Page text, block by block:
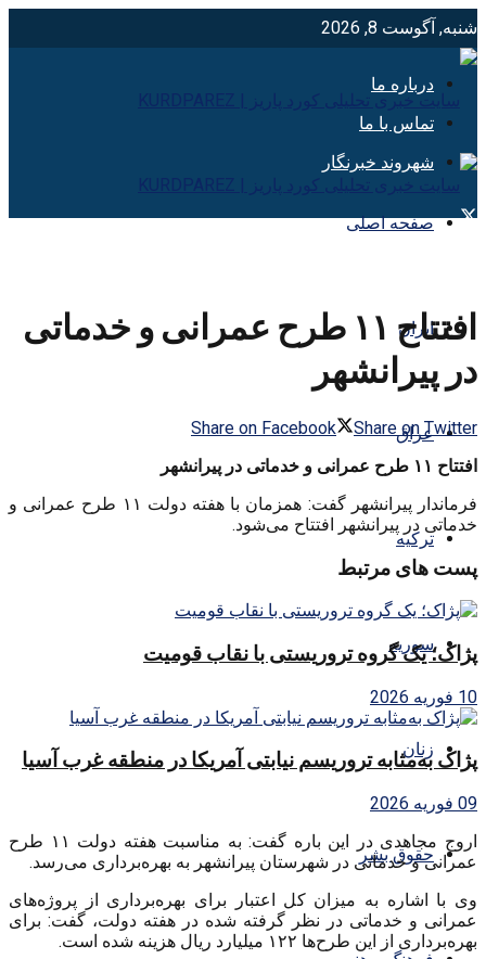
شنبه, آگوست 8, 2026
درباره ما
تماس با ما
شهروند خبرنگار
صفحه اصلی
ایران
عراق
ترکیه
سوریه
زنان
حقوق بشر
افتتاح ۱۱ طرح عمرانی و خدماتی
در پیرانشهر
Share on Facebook
Share on Twitter
افتتاح ۱۱ طرح عمرانی و خدماتی در پیرانشهر
فرماندار پیرانشهر گفت: همزمان با هفته دولت ۱۱ طرح عمرانی و
خدماتی در پیرانشهر افتتاح می‌شود.
پست های مرتبط
پژاک؛ یک گروه تروریستی با نقاب قومیت
10 فوریه 2026
پژاک به‌مثابه تروریسم نیابتی آمریکا در منطقه غرب آسیا
09 فوریه 2026
اروج مجاهدی در این باره گفت: به مناسبت هفته دولت ۱۱ طرح
عمرانی و خدماتی در شهرستان پیرانشهر به بهره‌برداری می‌رسد.
وی با اشاره به میزان کل اعتبار برای بهره‌برداری از پروژه‌های
عمرانی و خدماتی در نظر گرفته شده در هفته دولت، گفت: برای
بهره‌برداری از این طرح‌ها ۱۲۲ میلیارد ریال هزینه شده است.